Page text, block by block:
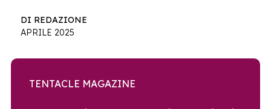
DI REDAZIONE
APRILE 2025
TENTACLE MAGAZINE